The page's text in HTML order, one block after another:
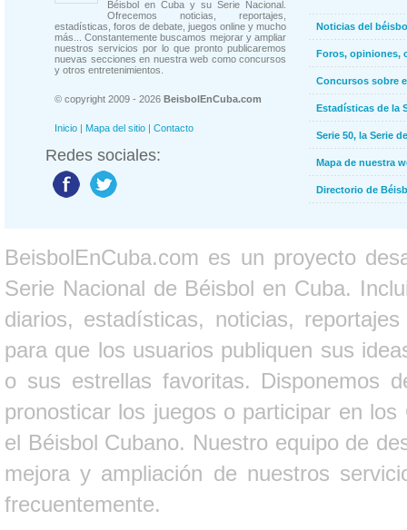
Béisbol en Cuba y su Serie Nacional.
Ofrecemos noticias, reportajes,
estadísticas, foros de debate, juegos online y mucho
más... Constantemente buscamos mejorar y ampliar
nuestros servicios por lo que pronto publicaremos
nuevas secciones en nuestra web como concursos
y otros entretenimientos.
© copyright 2009 - 2026 BeisbolEnCuba.com
Inicio | Mapa del sitio | Contacto
Redes sociales:
Noticias del
Foros, opiniones,
Concursos sobre
Estadísticas de la
Serie 50, la Serie
Mapa de nuestra
Directorio de
BeisbolEnCuba.com es un proyecto
Serie Nacional de Béisbol en Cuba.
diarios, estadísticas, noticias,
para que los usuarios publiquen sus
o sus estrellas favoritas. Disponemos
pronosticar los juegos o participar en
el Béisbol Cubano. Nuestro equipo de
mejora y ampliación de nuestros
frecuentemente.